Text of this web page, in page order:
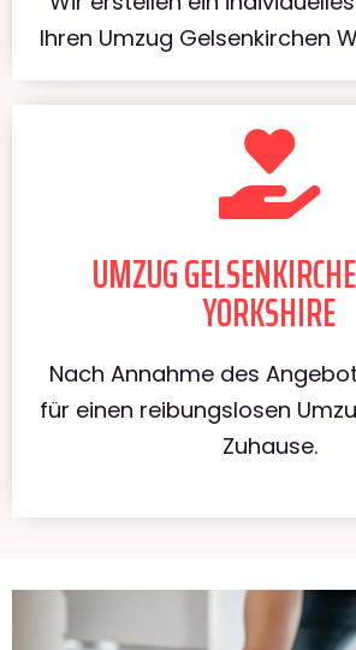
Ihren Umzug Gelsenkirchen
UMZUG
YORKSHIRE
Nach Annahme des
für einen reibungslosen
Zuhause.